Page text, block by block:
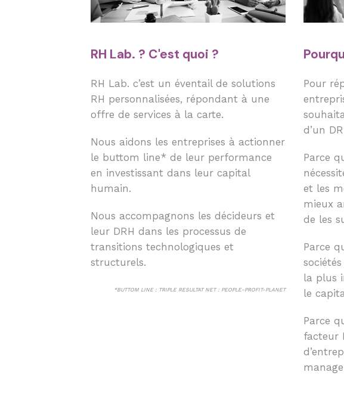
RH Lab. ? C'est quoi ?
RH Lab. c’est un éventail de solutions
RH personnalisées, répondant à une
offre de services à la carte.
Nous aidons les entreprises à actionner
le buttom line* de leur performance
en investissant dans leur capital
humain.
Nous accompagnons les décideurs et
leur DRH dans les processus de
transitions technologiques et
structurels.
*BUTTOM LINE : TRIPLE RESULTAT NET : PEOPLE-PROFIT-PLANET
Pour
d’un
Parce
et les
mieux
de les
Parce
la plus
le
Parce
facteur